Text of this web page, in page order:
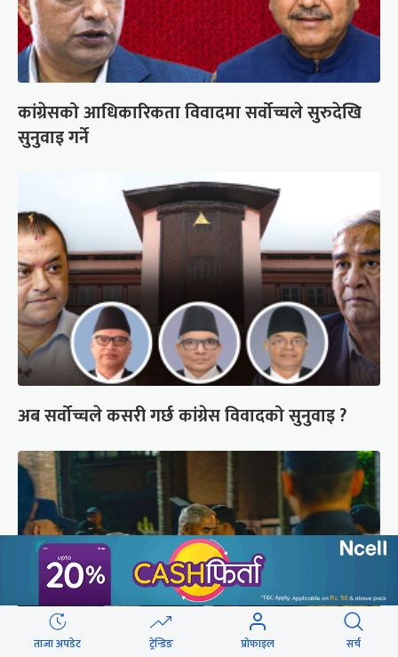
कांग्रेसको आधिकारिकता विवादमा सर्वोच्चले सुरुदेखि
सुनुवाइ गर्ने
अब सर्वोच्चले कसरी गर्छ कांग्रेस विवादको सुनुवाइ ?
ताजा अपडेट ट्रेन्डिङ प्रोफाइल सर्च